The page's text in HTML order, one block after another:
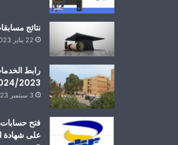
نتائج مسابقات
22 يناير 2023
رابط
2023
3 سبتمبر 2023
فتح حسابات
على شهادة